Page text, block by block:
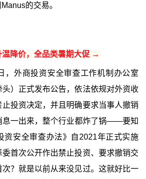
的交易。
降价，全品类暑期大促 →
，外商投资安全审查工作机制办公室
头）正式发布公告，依法依规对外资收
投资决定，并且明确要求当事人撤销
息一出来，整个行业都炸了锅——要知
资安全审查办法》自2021年正式实施
首次公开作出禁止投资、要求撤销交
？就是以前从来没见过。这就好比一